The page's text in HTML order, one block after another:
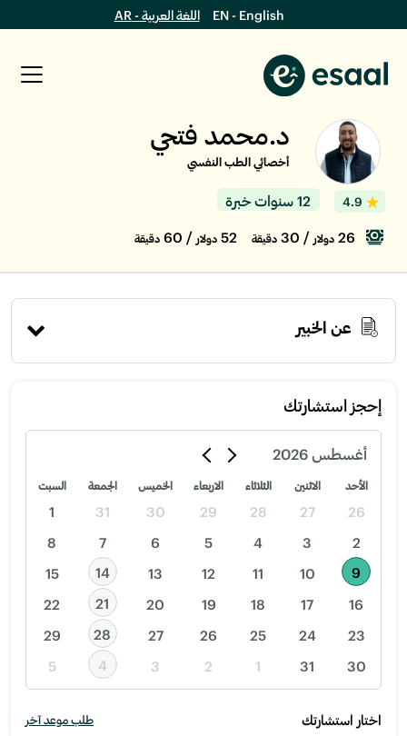
EN - English اللغة العربية - AR
د.محمد فتحي
أخصائي الطب النفسي
4.9 12 سنوات خبرة
26 دولار / 30 دقيقة دولار / 60 دقيقة
عن الخبير
إحجز استشارتك
أغسطس 2026
الأحد الاثنين الثلاثاء الاربعاء الخميس الجمعة السبت
26
27
28
29
30
31
1
2
3
4
5
6
7
8
9
10
11
12
13
14
15
16
17
18
19
20
21
22
23
24
25
26
27
28
29
30
31
1
2
3
4
5
اختار استشارتك طلب موعد آخر